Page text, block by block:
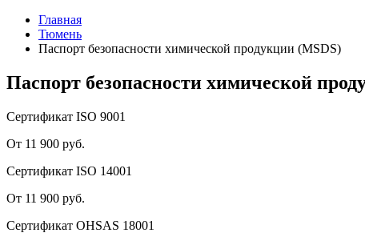
Главная
Тюмень
Паспорт безопасности химической продукции (MSDS)
Паспорт безопасности химической
Сертификат ISO 9001
От 11 900 руб.
Сертификат ISO 14001
От 11 900 руб.
Сертификат OHSAS 18001